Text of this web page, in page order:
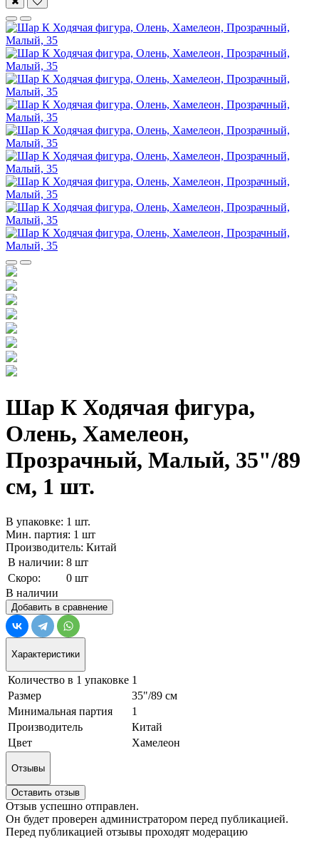
Шар К Ходячая фигура,
Олень, Хамелеон,
Прозрачный, Малый, 35"/89
см, 1 шт.
В упаковке: 1 шт.
Мин. партия: 1 шт
Производитель: Китай
В наличии: 8 шт
Скоро:
0 шт
В наличии
Добавить в сравнение
Характеристики
Количество в 1 упаковке 1
Размер
35"/89 см
Минимальная партия
1
Производитель
Китай
Цвет
Хамелеон
Отзывы
Оставить отзыв
Отзыв успешно отправлен.
Он будет проверен администратором перед публикацией.
Перед публикацией отзывы проходят модерацию